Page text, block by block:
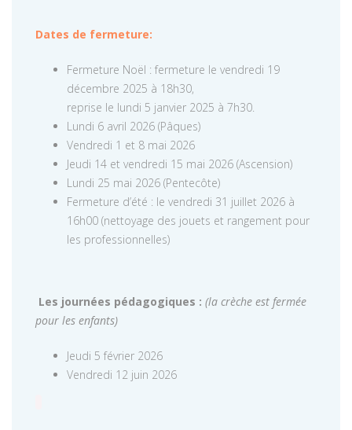
Dates de fermeture:
Fermeture Noël : fermeture le vendredi 19
décembre 2025 à 18h30,
reprise le lundi 5 janvier 2025 à 7h30.
Lundi 6 avril 2026 (Pâques)
Vendredi 1 et 8 mai 2026
Jeudi 14 et vendredi 15 mai 2026 (Ascension)
Lundi 25 mai 2026 (Pentecôte)
Fermeture d’été : le vendredi 31 juillet 2026 à
16h00 (nettoyage des jouets et rangement pour
les professionnelles)
Les journées pédagogiques : (la crèche est fermée
pour les enfants)
Jeudi 5 février 2026
Vendredi 12 juin 2026